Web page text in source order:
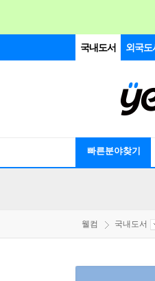
국내도서 외국도
빠른분야찾기
웰컴 국내도서